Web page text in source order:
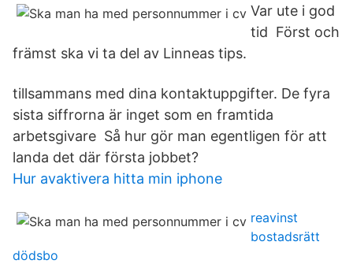
Var ute i god
tid Först och
främst ska vi ta del av Linneas tips.
tillsammans med dina kontaktuppgifter. De fyra
sista siffrorna är inget som en framtida
arbetsgivare Så hur gör man egentligen för att
landa det där första jobbet?
Hur avaktivera hitta min iphone
reavinst
bostadsrätt
dödsbo